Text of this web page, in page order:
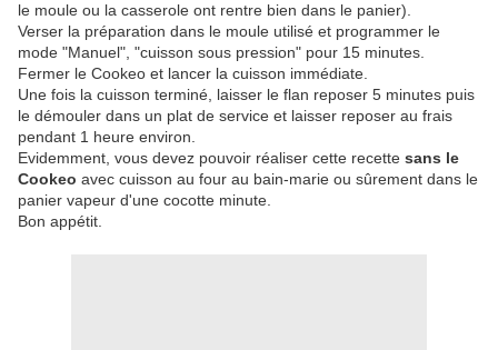
le moule ou la casserole ont rentre bien dans le panier).
Verser la préparation dans le moule utilisé et programmer le
mode "Manuel", "cuisson sous pression" pour 15 minutes.
Fermer le Cookeo et lancer la cuisson immédiate.
Une fois la cuisson terminé, laisser le flan reposer 5 minutes puis
le démouler dans un plat de service et laisser reposer au frais
pendant 1 heure environ.
Evidemment, vous devez pouvoir réaliser cette recette sans le
Cookeo avec cuisson au four au bain-marie ou sûrement dans le
panier vapeur d'une cocotte minute.
Bon appétit.